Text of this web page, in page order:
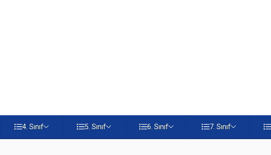
4. Sınıf 5. Sınıf 6. Sınıf 7. Sınıf